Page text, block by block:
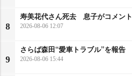
8
寿美花代さん死去 息子がコメント
2026-08-06 12:07
9
さらば森田“愛車トラブル”を報告
2026-08-06 15:44